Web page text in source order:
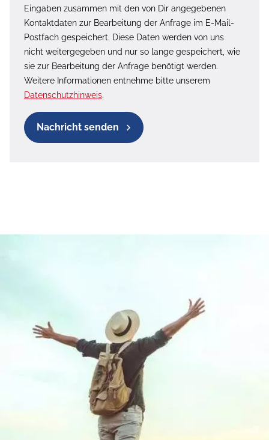
Eingaben zusammen mit den von Dir angegebenen
Kontaktdaten zur Bearbeitung der Anfrage im E-Mail-
Postfach gespeichert. Diese Daten werden von uns
nicht weitergegeben und nur so lange gespeichert, wie
sie zur Bearbeitung der Anfrage benötigt werden.
Weitere Informationen entnehme bitte unserem
Datenschutzhinweis.
Nachricht senden